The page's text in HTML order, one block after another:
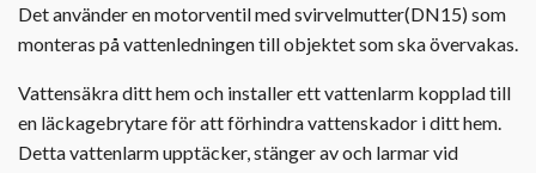
Det använder en motorventil med svirvelmutter(DN15) som
monteras på vattenledningen till objektet som ska övervakas.
Vattensäkra ditt hem och installer ett vattenlarm kopplad till
en läckagebrytare för att förhindra vattenskador i ditt hem.
Detta vattenlarm upptäcker, stänger av och larmar vid